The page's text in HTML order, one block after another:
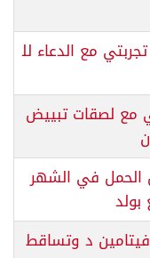
تجربتي مع الدعاء لل
مع لصقات تبييض
الحمل في الشهر
بولد
د وتساقط